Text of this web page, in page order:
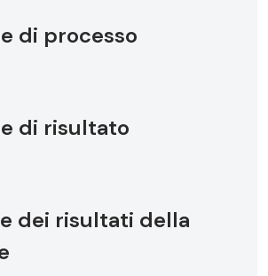
di processo
di risultato
dei risultati della